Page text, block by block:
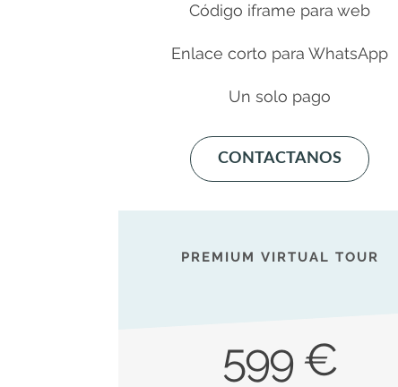
Código iframe para web
Enlace corto para WhatsApp
Un solo pago
CONTACTANOS
PREMIUM VIRTUAL TOUR
599 €